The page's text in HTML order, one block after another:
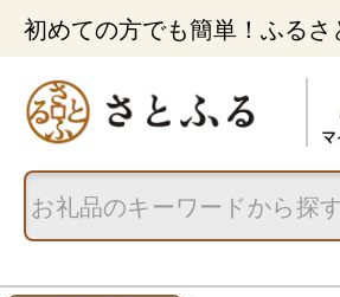
初めての方でも簡単！ふるさ